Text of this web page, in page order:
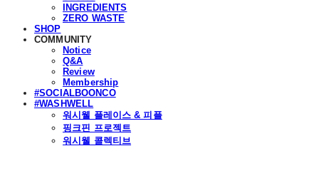
INGREDIENTS
ZERO WASTE
SHOP
COMMUNITY
Notice
Q&A
Review
Membership
#SOCIALBOONCO
#WASHWELL
워시웰 플레이스 & 피플
핑크핀 프로젝트
워시웰 콜렉티브